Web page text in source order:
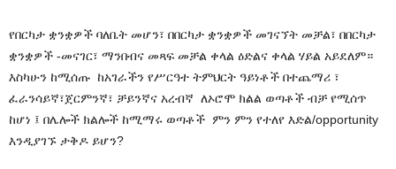
የበርካታ ቋንቋዎች ባለቤት መሆን፣ በበርካታ ቋንቋዎች መገናኘት መቻል፣ በበርካታ
ቋንቋዎች -መናገር፣ ማንበብና መጻፍ መቻል ቀላል ዕድልና ቀላል ሃይል አይደለም።
እስካሁን ከሚሰጡ ከአገራችን የሥርዓተ ትምህርት ዓይነቶች በተጨማሪ ፣
ፈራንሳይኛ፣ጀርምንኛ፣ ቻይንኛና አረብኛ ለኦሮሞ ክልል ወጣቶች ብቻ የሚሰጥ
ከሆነ ፤ በሌሎች ክልሎች ከሚማሩ ወጣቶች ምን ምን የተለየ እድል/opportunity
እንዲያገኙ ታቅዶ ይሆን?